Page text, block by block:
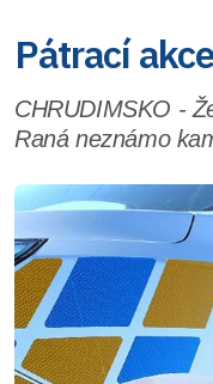
Pátrací
CHRUDIMSKO -
Raná neznámo